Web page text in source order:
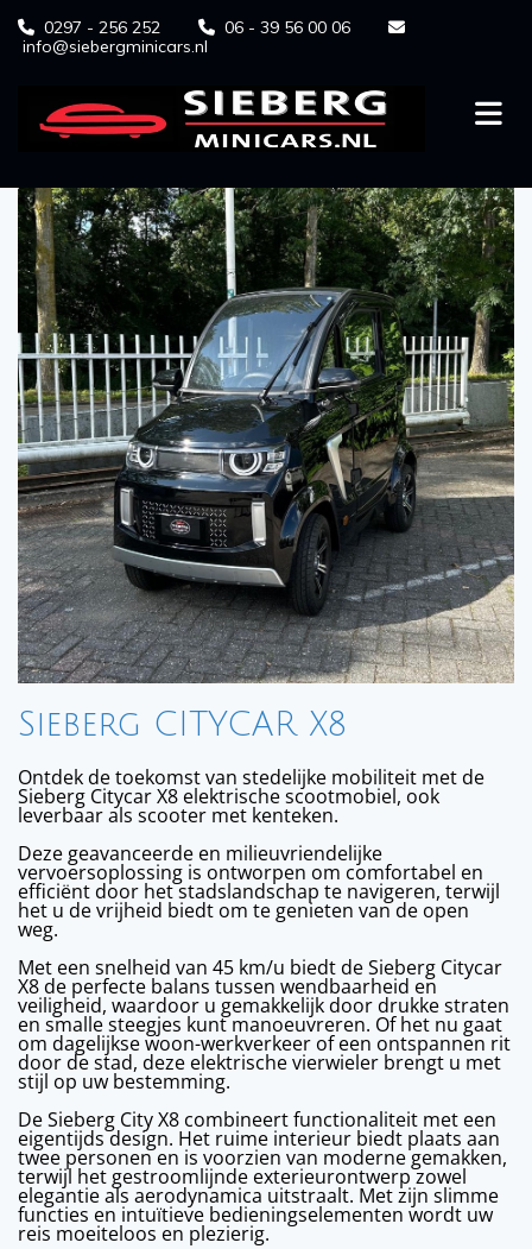
 0297 - 256 252  06 - 39 56 00 06 
info@siebergminicars.nl
Sieberg CITYCAR X8
Ontdek de toekomst van stedelijke mobiliteit met de
Sieberg Citycar X8 elektrische scootmobiel, ook
leverbaar als scooter met kenteken.
Deze geavanceerde en milieuvriendelijke
vervoersoplossing is ontworpen om comfortabel en
efficiënt door het stadslandschap te navigeren, terwijl
het u de vrijheid biedt om te genieten van de open
weg.
Met een snelheid van 45 km/u biedt de Sieberg Citycar
X8 de perfecte balans tussen wendbaarheid en
veiligheid, waardoor u gemakkelijk door drukke straten
en smalle steegjes kunt manoeuvreren. Of het nu gaat
om dagelijkse woon-werkverkeer of een ontspannen rit
door de stad, deze elektrische vierwieler brengt u met
stijl op uw bestemming.
De Sieberg City X8 combineert functionaliteit met een
eigentijds design. Het ruime interieur biedt plaats aan
twee personen en is voorzien van moderne gemakken,
terwijl het gestroomlijnde exterieurontwerp zowel
elegantie als aerodynamica uitstraalt. Met zijn slimme
functies en intuïtieve bedieningselementen wordt uw
reis moeiteloos en plezierig.